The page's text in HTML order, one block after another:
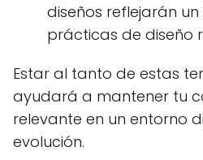
diseños reflejarán
prácticas de diseño
Estar al tanto de estas
ayudará a mantener tu
relevante en un entorno
evolución.